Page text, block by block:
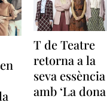
T de Teatre
retorna a la
seva essència
amb ‘La dona